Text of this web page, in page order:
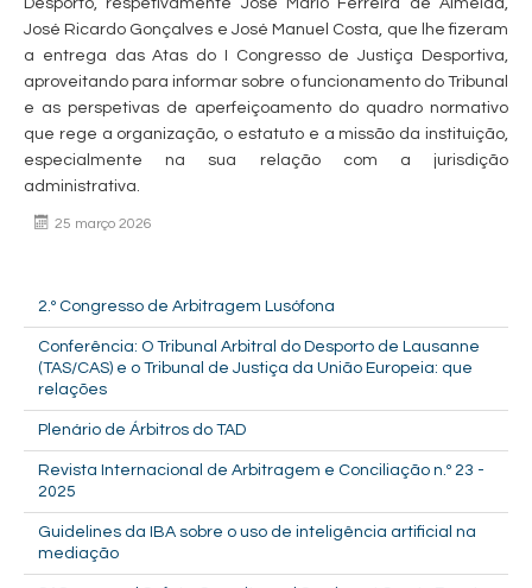
Desporto, respetivamente José Mário Ferreira de Almeida,
José Ricardo Gonçalves e José Manuel Costa, que lhe fizeram
a entrega das Atas do I Congresso de Justiça Desportiva,
aproveitando para informar sobre o funcionamento do Tribunal
e as perspetivas de aperfeiçoamento do quadro normativo
que rege a organização, o estatuto e a missão da instituição,
especialmente na sua relação com a jurisdição
administrativa.
25 março 2026
2.º Congresso de Arbitragem Lusófona
Conferência: O Tribunal Arbitral do Desporto de Lausanne
(TAS/CAS) e o Tribunal de Justiça da União Europeia: que
relações
Plenário de Árbitros do TAD
Revista Internacional de Arbitragem e Conciliação n.º 23 -
2025
Guidelines da IBA sobre o uso de inteligência artificial na
mediação